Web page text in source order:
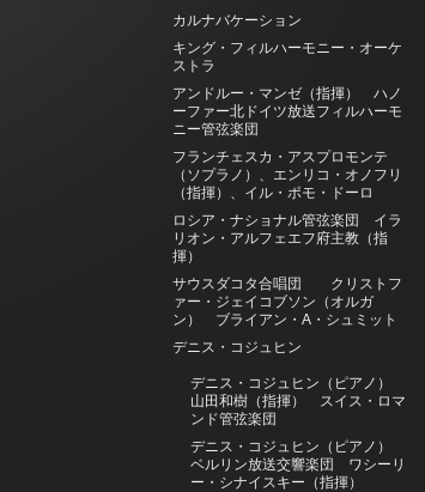
カルナバケーション
キング・フィルハーモニー・オーケ
ストラ
アンドルー・マンゼ（指揮） ハノ
ーファー北ドイツ放送フィルハーモ
ニー管弦楽団
フランチェスカ・アスプロモンテ
（ソプラノ）、エンリコ・オノフリ
（指揮）、イル・ポモ・ドーロ
ロシア・ナショナル管弦楽団 イラ
リオン・アルフェエフ府主教（指
揮）
サウスダコタ合唱団 クリストフ
ァー・ジェイコブソン（オルガ
ン） ブライアン・A・シュミット
デニス・コジュヒン
デニス・コジュヒン（ピアノ）
山田和樹（指揮） スイス・ロマ
ンド管弦楽団
デニス・コジュヒン（ピアノ）
ベルリン放送交響楽団 ワシーリ
ー・シナイスキー（指揮）